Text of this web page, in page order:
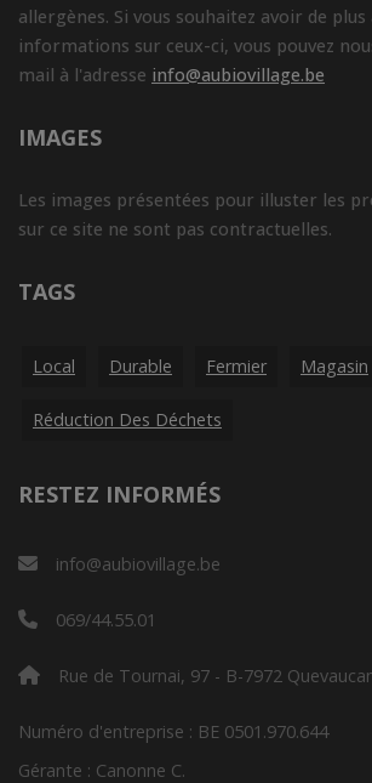
allergènes. Si vous souhaitez avoir de plus
informations sur ceux-ci, vous pouvez
mail à l'adresse info@aubiovillage.be
IMAGES
Les images présentées pour illuster les
sur ce site ne sont pas contractuelles.
TAGS
Local Durable Fermier Magasin
Réduction Des Déchets
RESTEZ INFORMÉS
info@aubiovillage.be
069/44.55.01
Rue de Tournai, 97 - B-7972
Numéro d'entreprise : BE 0501.970.644
Gérante : Canonne C.